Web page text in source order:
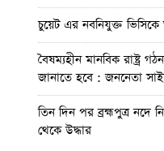
চুয়েট এর নবনিযুক্ত ভিসিকে
বৈষম্যহীন মানবিক রাষ্ট্র
জানাতে হবে : জননেতা
তিন দিন পর ব্রহ্মপুত্র
থেকে উদ্ধার